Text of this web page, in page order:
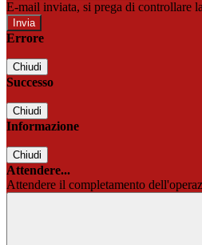
E-mail inviata, si prega di controllare
Errore
Chiudi
Successo
Chiudi
Informazione
Chiudi
Attendere...
Attendere il completamento